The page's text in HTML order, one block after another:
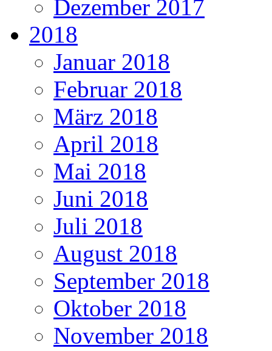
Dezember 2017
2018
Januar 2018
Februar 2018
März 2018
April 2018
Mai 2018
Juni 2018
Juli 2018
August 2018
September 2018
Oktober 2018
November 2018